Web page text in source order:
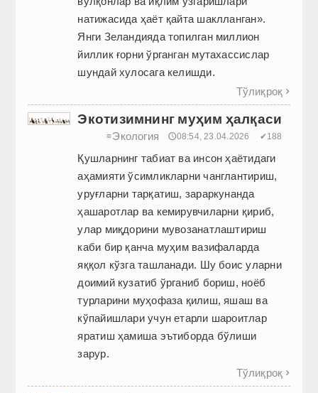
натижасида ҳаёт қайта шаклланган».
Янги Зеландияда топилган миллион
йиллик ғорни ўрганган мутахассислар
шундай хулосага келишди.
Тўлиқроқ 
Экотизимнинг муҳим ҳалқаси
≡Экология 🕔08:54, 23.04.2026 ✔188
Қушларнинг табиат ва инсон ҳаётидаги
аҳамияти ўсимликларни чанглантириш,
уруғларни тарқатиш, зараркунанда
ҳашаротлар ва кемирувчиларни қириб,
улар миқдорини мувозанатлаштириш
каби бир қанча муҳим вазифаларда
яққол кўзга ташланади. Шу боис уларни
доимий кузатиб ўрганиб бориш, ноёб
турларини муҳофаза қилиш, яшаш ва
кўпайишлари учун етарли шароитлар
яратиш ҳамиша эътиборда бўлиши
зарур.
Тўлиқроқ 